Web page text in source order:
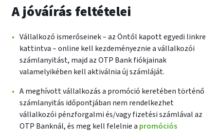
A jóváírás feltételei
Vállalkozó ismerőseinek – az Öntől kapott egyedi linkre
kattintva – online kell kezdeményeznie a vállalkozói
számlanyitást, majd az OTP Bank fiókjainak
valamelyikében kell aktiválnia új számláját.
A meghívott vállalkozás a promóció keretében történő
számlanyitás időpontjában nem rendelkezhet
vállalkozói pénzforgalmi és/vagy fizetési számlával az
OTP Banknál, és meg kell felelnie a promóciós